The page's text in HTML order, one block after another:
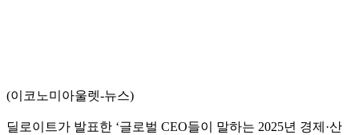
(이코노미아울렛-뉴스)
딜로이트가 발표한 ‘글로벌 CEO들이 말하는 2025년 경제·산